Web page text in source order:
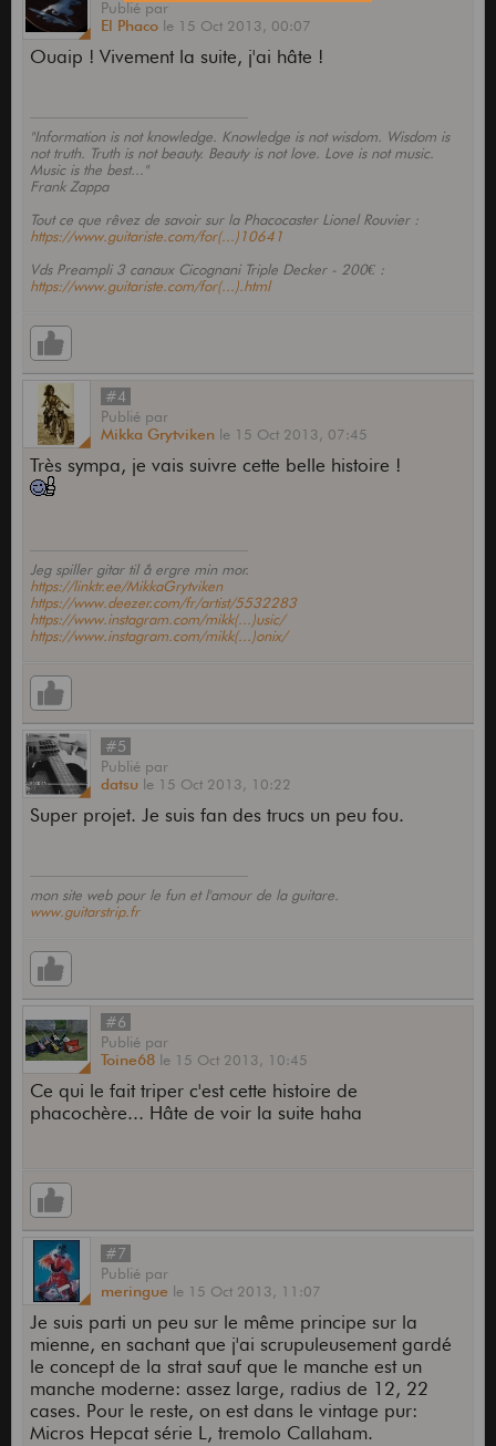
Publiépar
El Phaco le 15 Oct 2013, 00:07
Ouaip ! Vivement la suite, j'ai hâte !
"Information is not knowledge. Knowledge is not wisdom. Wisdom is
not truth. Truth is not beauty. Beauty is not love. Love is not music.
Music is the best..."
Frank Zappa
Tout ce que rêvez de savoir sur la Phacocaster Lionel Rouvier :
https://www.guitariste.com/for(...)10641
Vds Preampli 3 canaux Cicognani Triple Decker - 200€ :
https://www.guitariste.com/for(...).html
#4
Publié par
Mikka Grytviken le 15 Oct 2013, 07:45
Très sympa, je vais suivre cette belle histoire !
Jeg spiller gitar til å ergre min mor.
https://linktr.ee/MikkaGrytviken
https://www.deezer.com/fr/artist/5532283
https://www.instagram.com/mikk(...)usic/
https://www.instagram.com/mikk(...)onix/
#5
Publié par
datsu le 15 Oct 2013, 10:22
Super projet. Je suis fan des trucs un peu fou.
mon site web pour le fun et l'amour de la guitare.
www.guitarstrip.fr
#6
Publié par
Toine68 le 15 Oct 2013, 10:45
Ce qui le fait triper c'est cette histoire de
phacochère... Hâte de voir la suite haha
#7
Publié par
meringue le 15 Oct 2013, 11:07
Je suis parti un peu sur le même principe sur la
mienne, en sachant que j'ai scrupuleusement gardé
le concept de la strat sauf que le manche est un
manche moderne: assez large, radius de 12, 22
cases. Pour le reste, on est dans le vintage pur:
Micros Hepcat série L, tremolo Callaham.